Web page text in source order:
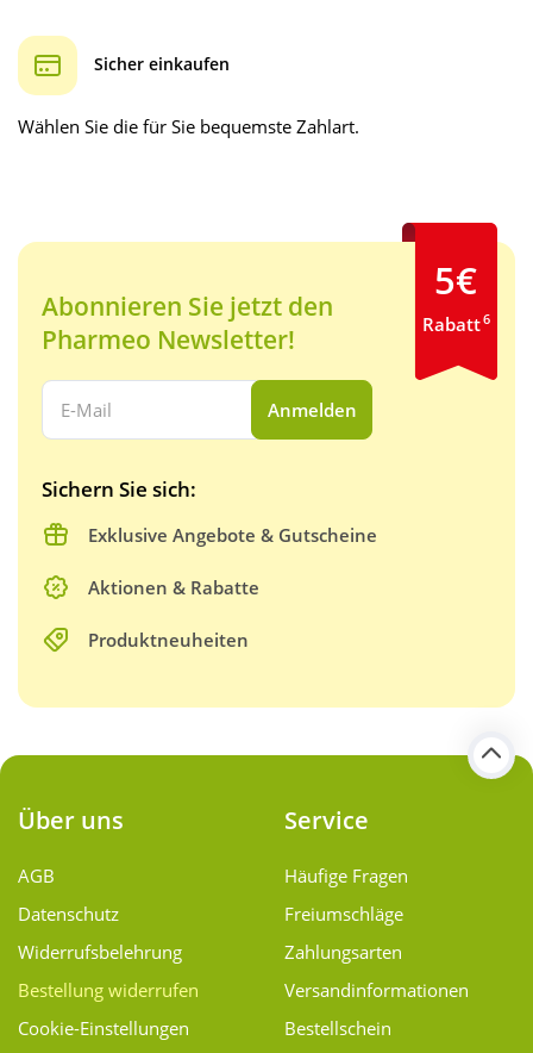
Sicher einkaufen
Wählen Sie die für Sie bequemste Zahlart.
Abonnieren Sie jetzt den
Pharmeo Newsletter!
Ihre E-Mail Adresse:
Anmelden
Sichern Sie sich:
Exklusive Angebote & Gutscheine
Aktionen & Rabatte
Produktneuheiten
5€
Rabatt6
Über uns
AGB
Datenschutz
Widerrufsbelehrung
Bestellung widerrufen
Cookie-Einstellungen
Service
Häufige Fragen
Freiumschläge
Zahlungsarten
Versand­informationen
Bestellschein